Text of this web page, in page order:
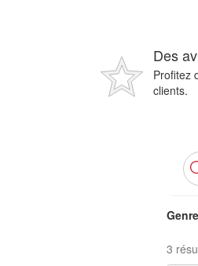
Des
Profitez
clients.
3